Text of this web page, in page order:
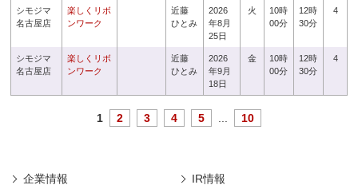
シモジマ
名古屋店
楽しくリボ
ンワーク
近藤
ひとみ
2026
年8月
25日
火
10時
00分
12時
30分
4
シモジマ
名古屋店
楽しくリボ
ンワーク
近藤
ひとみ
2026
年9月
18日
金
10時
00分
12時
30分
4
1 2 3 4 5 10
企業情報 IR情報